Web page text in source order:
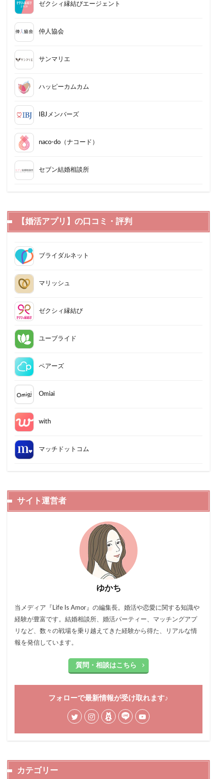
ゼクシィ縁結びエージェント
仲人協会
サンマリエ
ハッピーカムカム
IBJメンバーズ
naco-do（ナコード）
セブン結婚相談所
【婚活アプリ】の口コミ・評判
ブライダルネット
マリッシュ
ゼクシィ縁結び
ユーブライド
ペアーズ
Omiai
with
マッチドットコム
サイト運営者
ゆかち
当メディア『Life Is Amor』の編集長。婚活や恋愛に関する知識や
経験が豊富です。結婚相談所、婚活パーティー、マッチングアプ
リなど、数々の戦場を乗り越えてきた経験から得た、リアルな情
報を発信しています。
質問・相談はこちら
フォローで最新情報が受け取れます♪
カテゴリー